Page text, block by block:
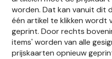
worden. Dat kan vanuit dit
één artikel te klikken wordt
geprint. Door rechts
items' worden van alle
prijskaarten opnieuw